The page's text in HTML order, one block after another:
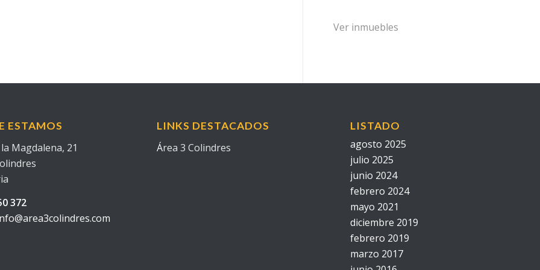
Ver inmuebles
ESTAMOS
Magdalena, 21
372
LINKS DESTACADOS
Área 3 Colindres
LISTADO
agosto 2025
julio 2025
junio 2024
febrero 2024
mayo 2021
diciembre 2019
febrero 2019
marzo 2017